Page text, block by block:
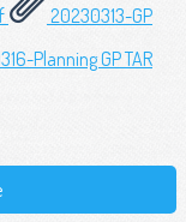
20230313-GP
Planning GP TAR